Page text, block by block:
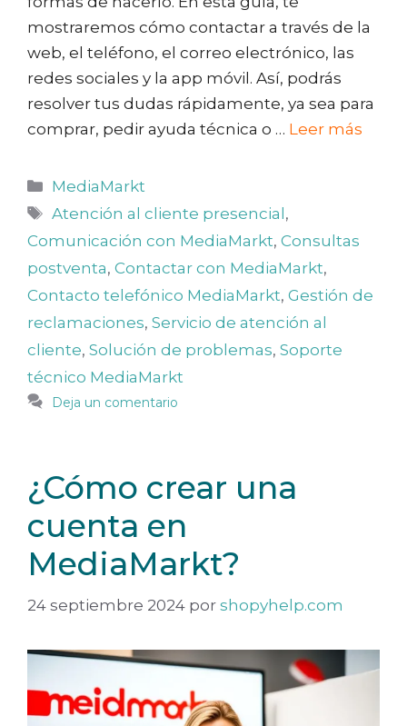
mostraremos cómo contactar a través de la
web, el teléfono, el correo electrónico, las
redes sociales y la app móvil. Así, podrás
resolver tus dudas rápidamente, ya sea para
comprar, pedir ayuda técnica o … Leer más
Categorías
MediaMarkt
Etiquetas
Atención al cliente presencial ,
Comunicación con MediaMarkt, Consultas
postventa, Contactar con MediaMarkt,
Contacto telefónico MediaMarkt, Gestión de
reclamaciones, Servicio de atención al
cliente, Solución de problemas, Soporte
técnico MediaMarkt
Deja un comentario
¿Cómo crear una
cuenta en
MediaMarkt?
24 septiembre 2024 por shopyhelp.com